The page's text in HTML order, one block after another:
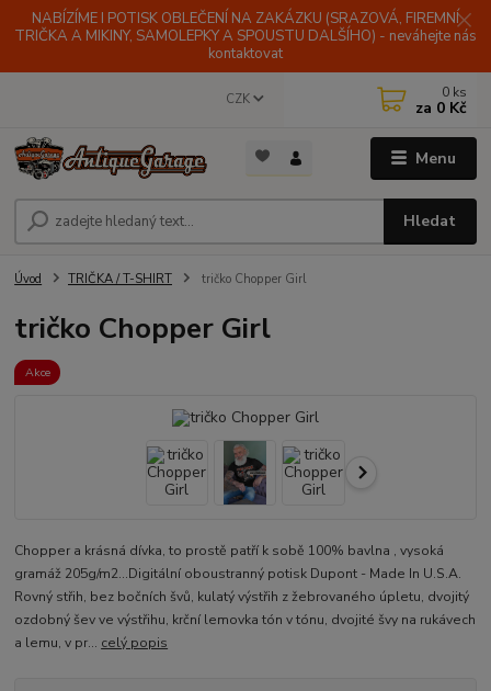
NABÍZÍME I POTISK OBLEČENÍ NA ZAKÁZKU (SRAZOVÁ, FIREMNÍ
TRIČKA A MIKINY, SAMOLEPKY A SPOUSTU DALŠÍHO) - neváhejte nás
kontaktovat
Menu
CZK
Hledat
0 ks
za 0 Kč
Úvod TRIČKA / T-SHIRT tričko Chopper Girl
tričko Chopper Girl
Akce
Chopper a krásná dívka, to prostě patří k sobě 100% bavlna , vysoká
gramáž 205g/m2...Digitální oboustranný potisk Dupont - Made In U.S.A.
Rovný střih, bez bočních švů, kulatý výstřih z žebrovaného úpletu, dvojitý
ozdobný šev ve výstřihu, krční lemovka tón v tónu, dvojité švy na rukávech
a lemu, v pr... celý popis